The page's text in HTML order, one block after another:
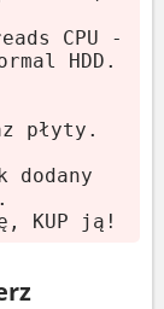
opcje.
rozważ
CPU -
HDD.
płyty.
dodany
KUP ją!